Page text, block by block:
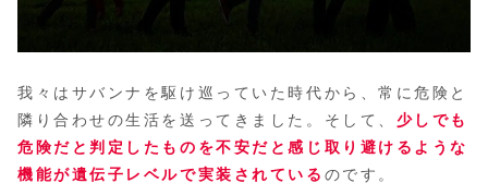
我々はサバンナを駆け巡っていた時代から、常に危険と
隣り合わせの生活を送ってきました。そして、 少しでも
危険だと判定したものを不安だと感じ取り避けるような
機能が遺伝子レベルで実装されている のです。